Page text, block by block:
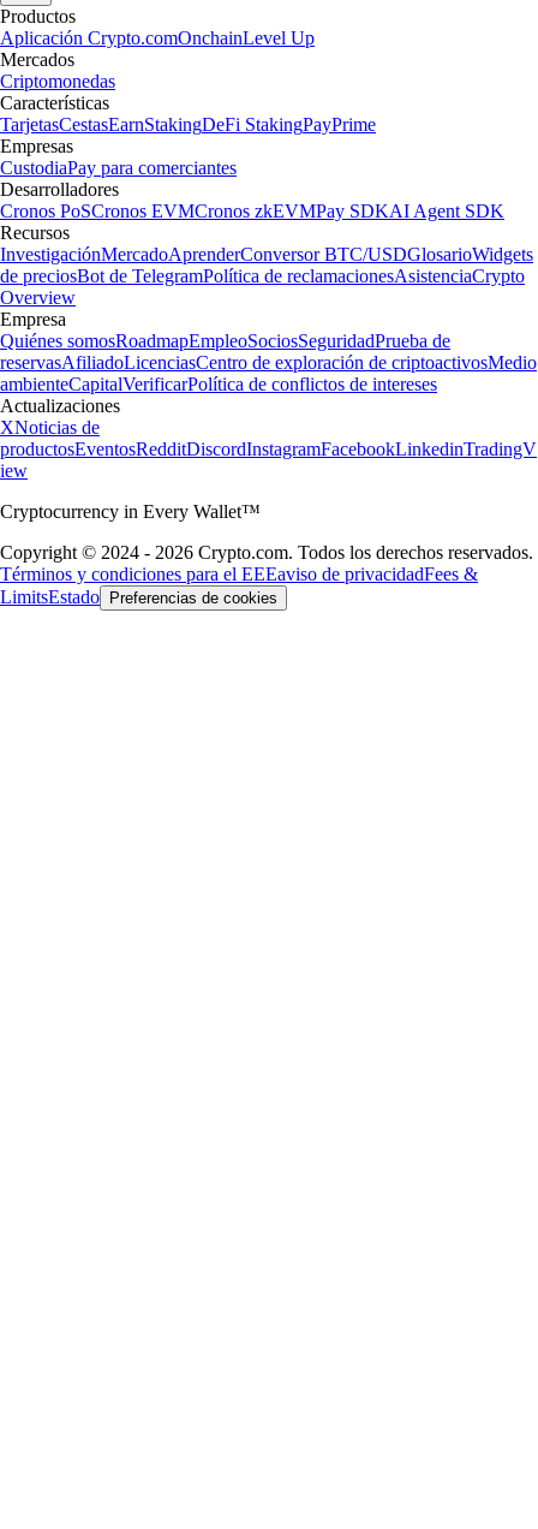
Productos
Aplicación Crypto.comOnchainLevel Up
Mercados
Criptomonedas
Características
TarjetasCestasEarnStakingDeFi StakingPayPrime
Empresas
CustodiaPay para comerciantes
Desarrolladores
Cronos PoSCronos EVMCronos zkEVMPay SDKAI Agent SDK
Recursos
InvestigaciónMercadoAprenderConversor BTC/USDGlosarioWidgets
de preciosBot de TelegramPolítica de reclamacionesAsistenciaCrypto
Overview
Empresa
Quiénes somosRoadmapEmpleoSociosSeguridadPrueba de
reservasAfiliadoLicenciasCentro de exploración de criptoactivosMedio
ambienteCapitalVerificarPolítica de conflictos de intereses
Actualizaciones
XNoticias de
productosEventosRedditDiscordInstagramFacebookLinkedinTradingV
iew
Cryptocurrency in Every Wallet™
Copyright © 2024 - 2026 Crypto.com. Todos los derechos reservados.
Términos y condiciones para el EEEaviso de privacidadFees &
LimitsEstado Preferencias de cookies